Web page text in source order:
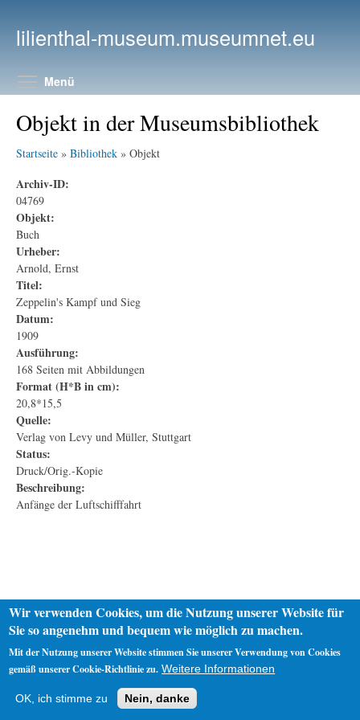
lilienthal-museum.museumnet.eu
Menü
Objekt in der Museumsbibliothek
Startseite » Bibliothek » Objekt
Archiv-ID:
04769
Objekt:
Buch
Urheber:
Arnold, Ernst
Titel:
Zeppelin's Kampf und Sieg
Datum:
1909
Ausführung:
168 Seiten mit Abbildungen
Format (H*B in cm):
20,8*15,5
Quelle:
Verlag von Levy und Müller, Stuttgart
Status:
Druck/Orig.-Kopie
Beschreibung:
Anfänge der Luftschifffahrt
Impressum
Wir verwenden Cookies, um die Nutzung unserer Website für
Sie so angenehm und bequem wie möglich zu machen.
Mit der Nutzung unserer Website stimmen Sie unserer Verwendung von Cookies
gemäß unserer Cookie-Richtlinie zu. Weitere Informationen
OK, ich stimme zu Nein, danke